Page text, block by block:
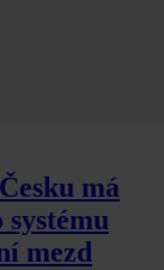
má
mezd